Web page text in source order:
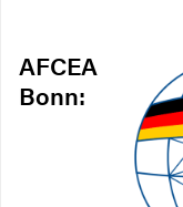
AFCEA
Bonn: